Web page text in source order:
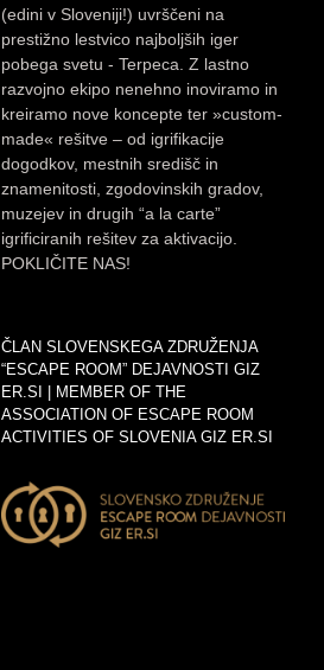
(edini v Sloveniji!) uvrščeni na
prestižno lestvico najboljših iger
pobega svetu - Terpeca. Z lastno
razvojno ekipo nenehno inoviramo in
kreiramo nove koncepte ter »custom-
made« rešitve – od igrifikacije
dogodkov, mestnih središč in
znamenitosti, zgodovinskih gradov,
muzejev in drugih “a la carte”
igrificiranih rešitev za aktivacijo.
POKLIČITE NAS!
ČLAN SLOVENSKEGA ZDRUŽENJA
“ESCAPE ROOM” DEJAVNOSTI GIZ
ER.SI | MEMBER OF THE
ASSOCIATION OF ESCAPE ROOM
ACTIVITIES OF SLOVENIA GIZ ER.SI